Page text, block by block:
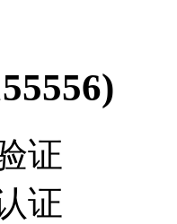
证
证